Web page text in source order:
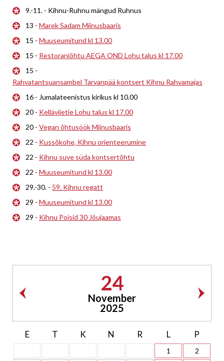
9.-11. - Kihnu-Ruhnu mängud Ruhnus
13 - Marek Sadam Miinusbaaris
15 - Muuseumitund kl 13.00
15 - Restoraniõhtu AEGA OND Lohu talus kl 17.00
15 -
Rahvatantsuansambel Tarvanpää kontsert Kihnu Rahvamajas
16 - Jumalateenistus kirikus kl 10.00
20 - Kelläviietie Lohu talus kl 17.00
20 - Vegan õhtusöök Miinusbaaris
22 - Kussõkohe, Kihnu orienteerumine
22 - Kihnu suve süda kontsertõhtu
22 - Muuseumitund kl 13.00
29.-30. - 59. Kihnu regatt
29 - Muuseumitund kl 13.00
29 - Kihnu Poisid 30 Jõujaamas
24
November
2025
E T K N R L P
1
2